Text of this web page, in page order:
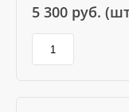
5 300 руб.